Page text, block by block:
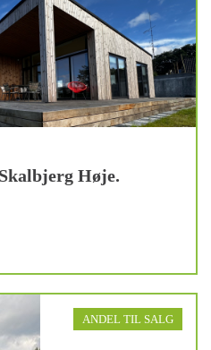
Høje.
ANDEL TIL SALG